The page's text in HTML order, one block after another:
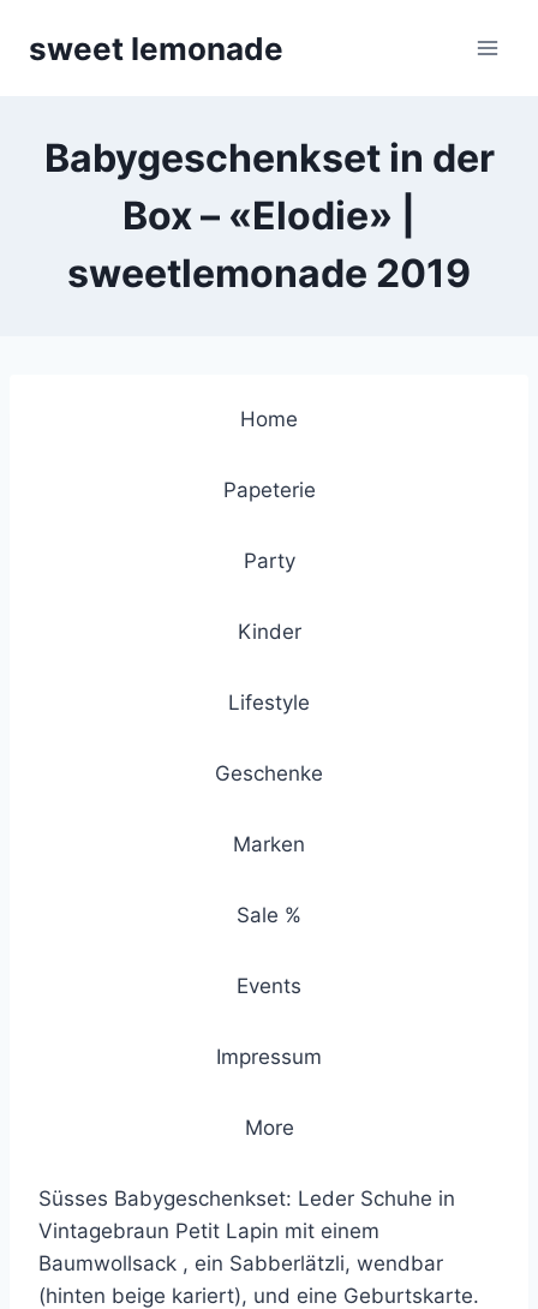
sweet lemonade
Babygeschenkset in der
Box – «Elodie» |
sweetlemonade 2019
Home
Papeterie
Party
Kinder
Lifestyle
Geschenke
Marken
Sale %
Events
Impressum
More
Süsses Babygeschenkset: Leder Schuhe in
Vintagebraun Petit Lapin mit einem
Baumwollsack , ein Sabberlätzli, wendbar
(hinten beige kariert), und eine Geburtskarte.